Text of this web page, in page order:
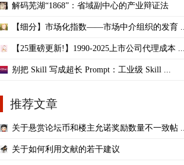
解码芜湖“1868”：省域副中心的产业辩证法
【细分】市场化指数——市场中介组织的发育 ...
【25重磅更新!】1990-2025上市公司代理成本 ...
别把 Skill 写成超长 Prompt：工业级 Skill ...
推荐文章
关于悬赏论坛币和楼主允诺奖励数量不一致帖 ...
关于如何利用文献的若干建议